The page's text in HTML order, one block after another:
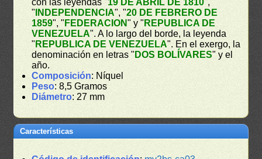
con las leyendas "19 DE ABRIL DE 1810",
" INDEPENDENCIA", "20 DE FEBRERO DE
1859", " FEDERACION" y " REPUBLICA DE
VENEZUELA". A lo largo del borde, la leyenda
" REPUBLICA DE VENEZUELA". En el exergo, la
denominación en letras " DOS BOLÍVARES" y el
año.
Composición: Níquel
Peso: 8,5 Gramos
Diámetro: 27 mm
Características